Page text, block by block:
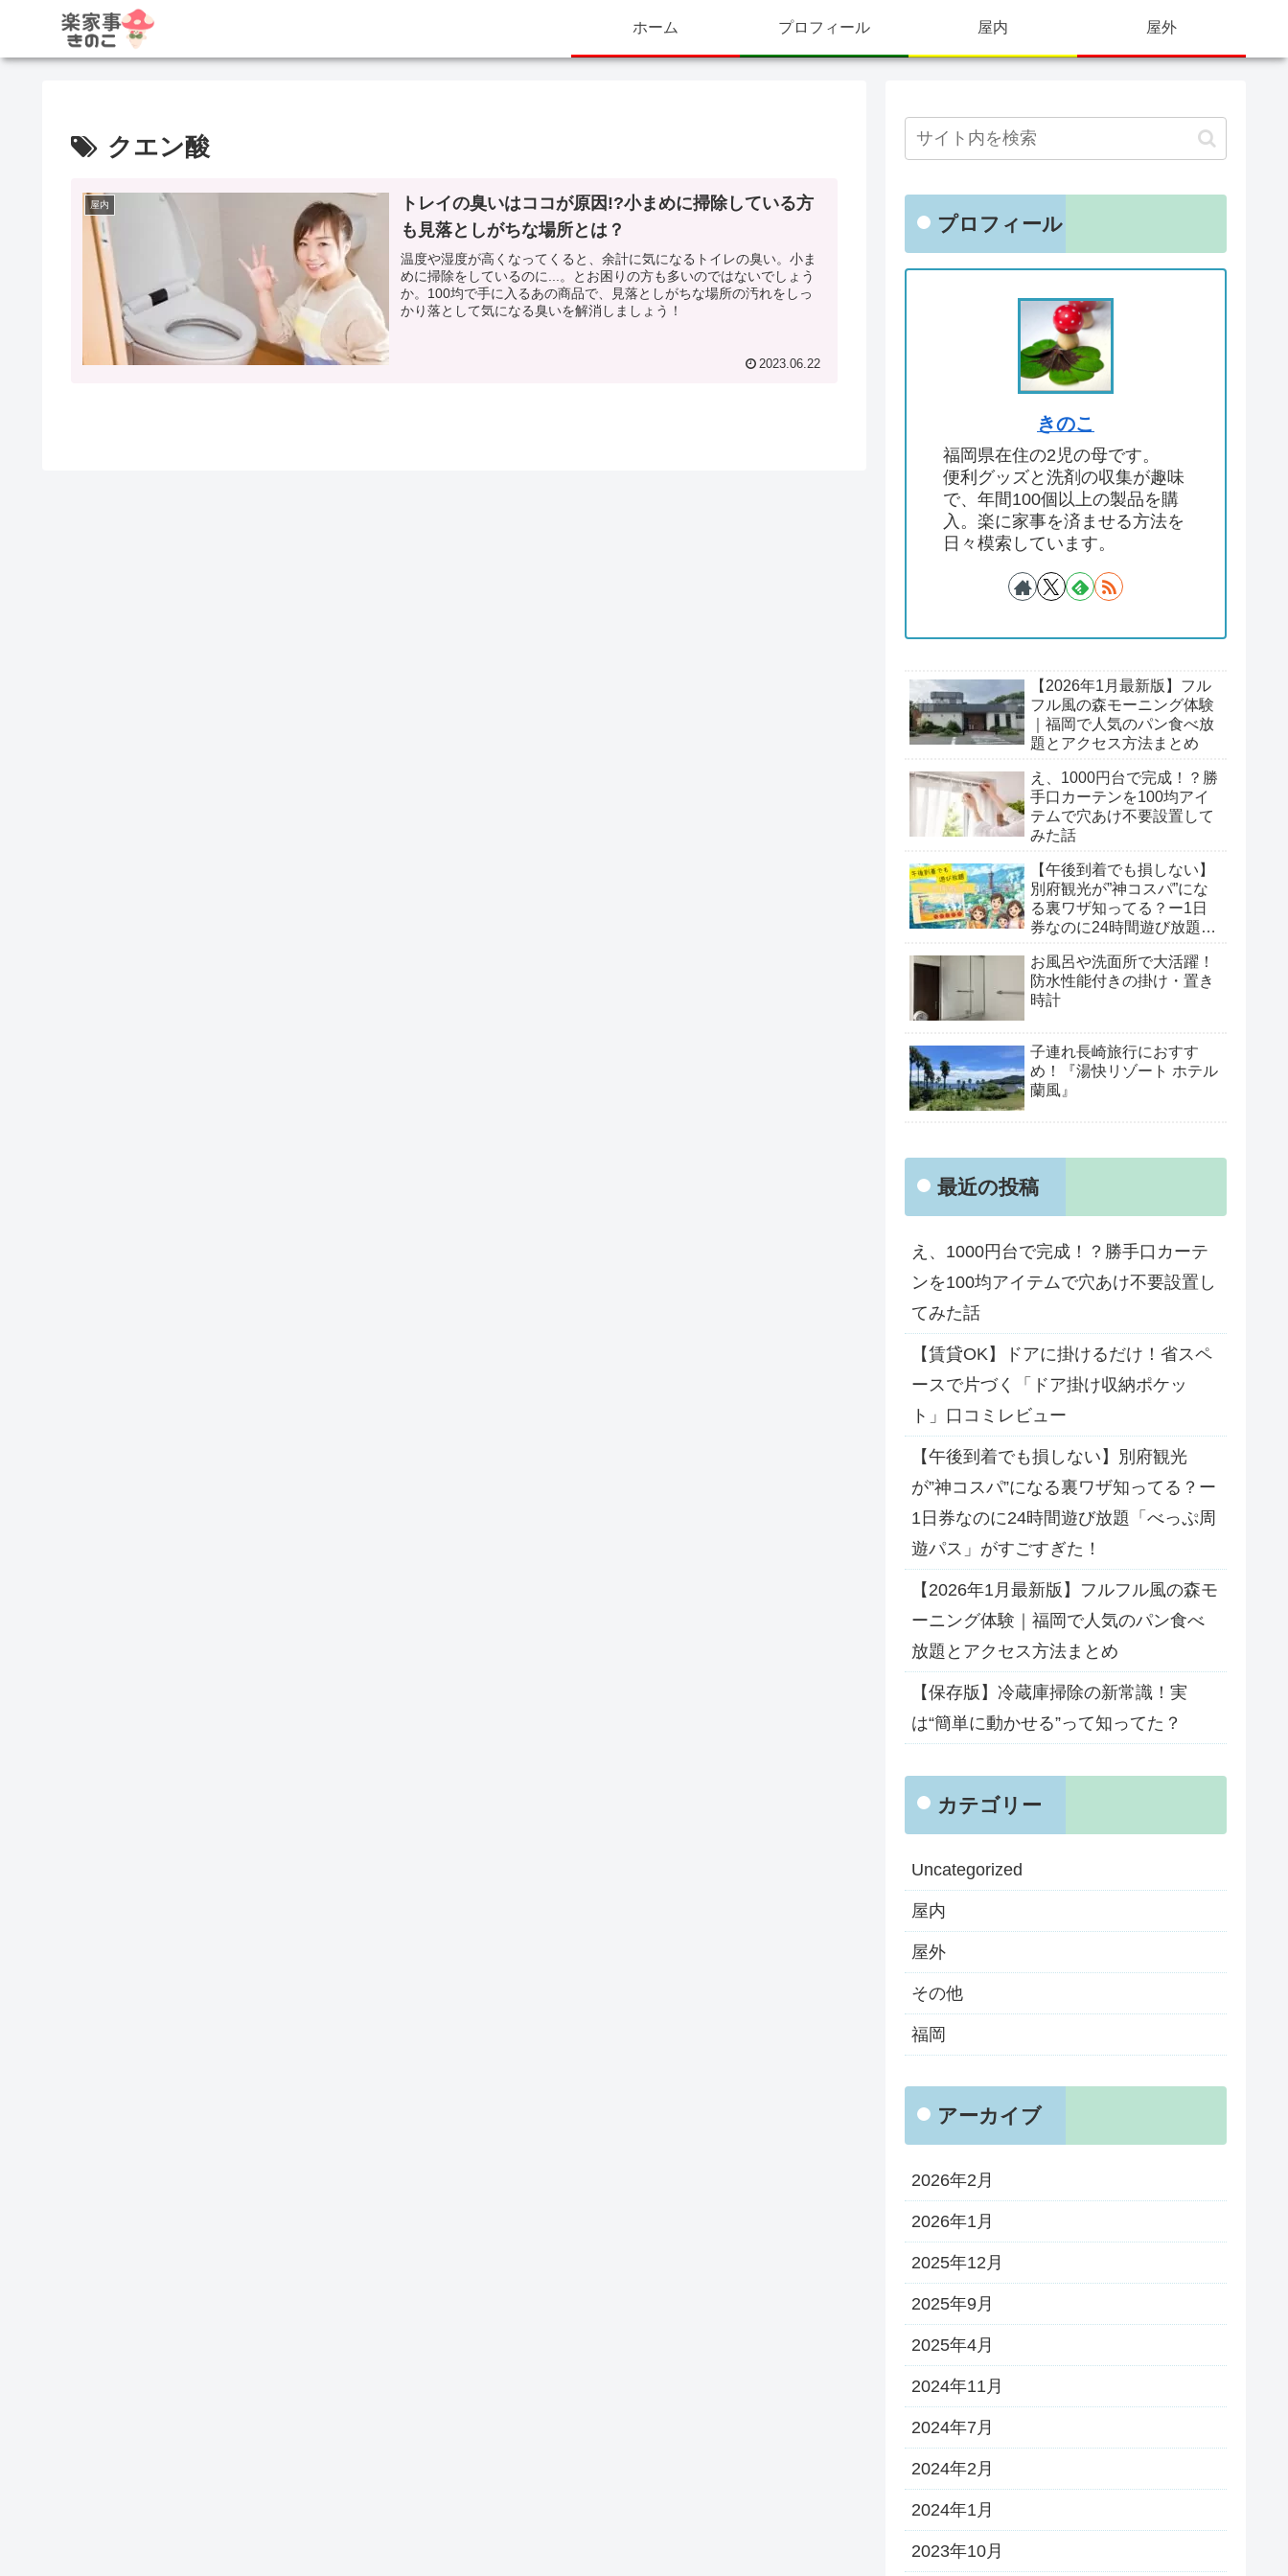
ホーム プロフィール 屋内 屋外
クエン酸
屋内
トレイの臭いはココが原因!?小まめに掃除している方
も見落としがちな場所とは？
温度や湿度が高くなってくると、余計に気になるトイレの臭い。小ま
めに掃除をしているのに...。とお困りの方も多いのではないでしょう
か。100均で手に入るあの商品で、見落としがちな場所の汚れをしっ
かり落として気になる臭いを解消しましょう！
2023.06.22
プロフィール
きのこ
福岡県在住の2児の母です。
便利グッズと洗剤の収集が趣味
で、年間100個以上の製品を購
入。楽に家事を済ませる方法を
日々模索しています。
【2026年1月最新版】フル
フル風の森モーニング体験
｜福岡で人気のパン食べ放
題とアクセス方法まとめ
え、1000円台で完成！？勝
手口カーテンを100均アイ
テムで穴あけ不要設置して
みた話
【午後到着でも損しない】
別府観光が”神コスパ”にな
る裏ワザ知ってる？ー1日
券なのに24時間遊び放題
すぎた！
お風呂や洗面所で大活躍！
防水性能付きの掛け・置き
時計
子連れ長崎旅行におすす
め！『湯快リゾート ホテル
蘭風』
最近の投稿
え、1000円台で完成！？勝手口カーテ
ンを100均アイテムで穴あけ不要設置し
てみた話
【賃貸OK】ドアに掛けるだけ！省スペ
ースで片づく「ドア掛け収納ポケッ
ト」口コミレビュー
【午後到着でも損しない】別府観光
が”神コスパ”になる裏ワザ知ってる？ー
1日券なのに24時間遊び放題「べっぷ周
遊パス」がすごすぎた！
【2026年1月最新版】フルフル風の森モ
ーニング体験｜福岡で人気のパン食べ
放題とアクセス方法まとめ
【保存版】冷蔵庫掃除の新常識！実
は“簡単に動かせる”って知ってた？
カテゴリー
Uncategorized
屋内
屋外
その他
福岡
アーカイブ
2026年2月
2026年1月
2025年12月
2025年9月
2025年4月
2024年11月
2024年7月
2024年2月
2024年1月
2023年10月